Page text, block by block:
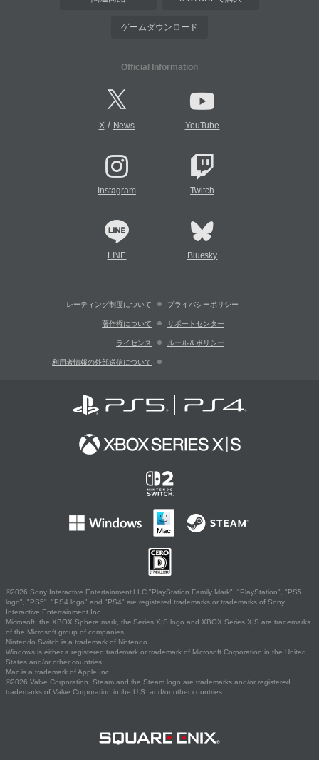
ゲームダウンロード
Official Information
X/ News YouTube
Instagram Twitch
LINE Bluesky
レーティング制度について プライバシーポリシー
著作権について サポートセンター
ライセンス ルール＆ポリシー
利用者情報の外部送信について
©2026 Sony Interactive Entertainment LLC."PlayStation Family Mark", "PlayStation", "PS5
logo", "PS5", "PS4 logo" and "PS4" are registered trademarks or trademarks of Sony
Interactive Entertainment Inc.
Microsoft, the XBOX Sphere mark, the Series X|S logo and XBOX Series X|S are trademarks
of the Microsoft group of companies.
Nintendo Switch is a trademark of Nintendo.
Windows is either a registered trademark or trademark of Microsoft Corporation in the United
States and/or other countries.
Mac is a trademark of Apple Inc.
©2026 Valve Corporation. Steam and the Steam logo are trademarks and/or registered
trademarks of Valve Corporation in the U.S. and/or other countries.